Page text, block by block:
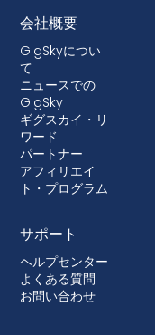
会社概要
GigSkyについ
て
ニュースでの
GigSky
ギグスカイ・リ
ワード
パートナー
アフィリエイ
ト・プログラム
サポート
ヘルプセンター
よくある質問
お問い合わせ